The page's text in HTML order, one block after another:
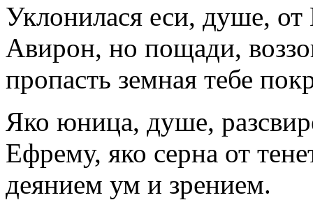
Уклонилася еси, душе,
Авирон, но пощади,
пропасть земная тебе
Яко юница, душе,
Ефрему, яко серна от
деянием ум и зрением.